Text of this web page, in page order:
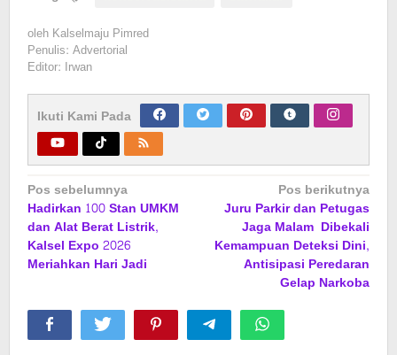
oleh Kalselmaju Pimred
Penulis: Advertorial
Editor: Irwan
Ikuti Kami Pada
Navigasi
pos
Pos sebelumnya
Hadirkan 100 Stan UMKM
dan Alat Berat Listrik,
Kalsel Expo 2026
Meriahkan Hari Jadi
Pos berikutnya
Juru Parkir dan Petugas
Jaga Malam Dibekali
Kemampuan Deteksi Dini,
Antisipasi Peredaran
Gelap Narkoba